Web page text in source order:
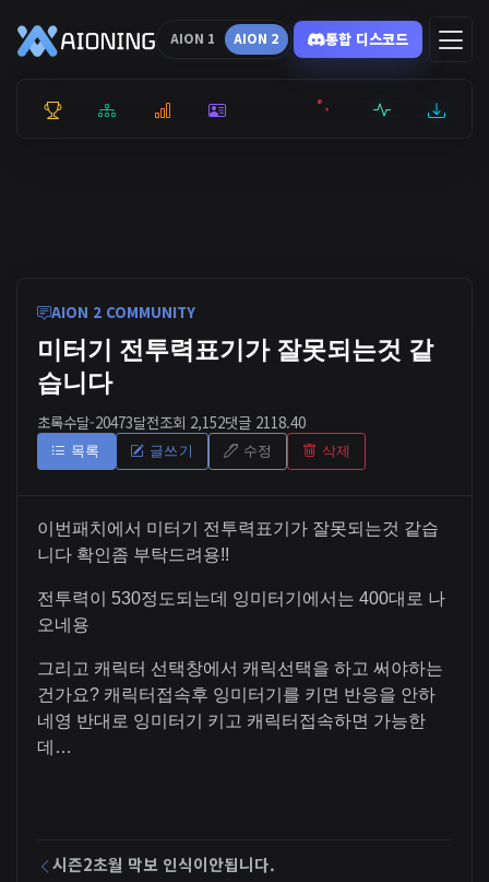
AION 1 AION 2 통합 디스코드
통합 순위리더보드통계 캐릭터 서버현황최근기록잉미
AION 2 COMMUNITY
미터기 전투력표기가 잘못되는것 같
습니다
초록수달-20473달전조회 2,152댓글 2118.40
목록 글쓰기 수정 삭제
이번패치에서 미터기 전투력표기가 잘못되는것 같습
니다 확인좀 부탁드려용!!
전투력이 530정도되는데 잉미터기에서는 400대로 나
오네용
그리고 캐릭터 선택창에서 캐릭선택을 하고 써야하는
건가요? 캐릭터접속후 잉미터기를 키면 반응을 안하
네영 반대로 잉미터기 키고 캐릭터접속하면 가능한
데…
시즌2초월 막보 인식이안됩니다.